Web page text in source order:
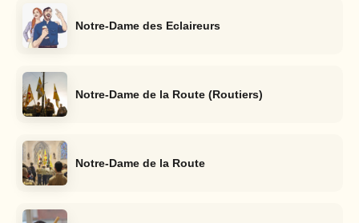
Notre-Dame des Eclaireurs
Notre-Dame de la Route (Routiers)
Notre-Dame de la Route